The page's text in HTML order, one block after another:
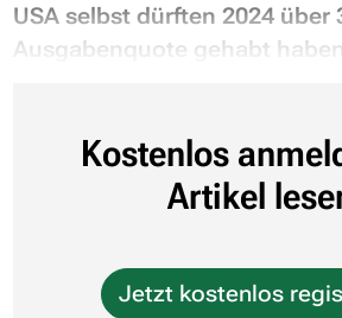
USA selbst dürften 2024 über
Ausgabenquote gehabt
Kostenlos
Artikel
Jetzt kostenlos